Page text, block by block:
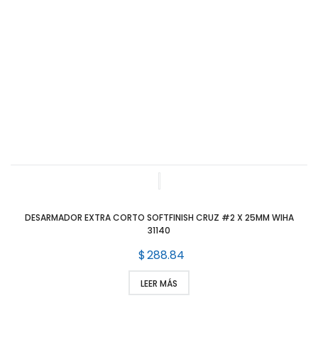
DESARMADOR EXTRA CORTO SOFTFINISH CRUZ #2 X 25MM WIHA
31140
$288.84
LEER MÁS